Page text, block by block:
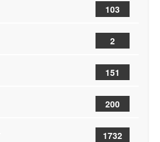
103
2
151
200
1732